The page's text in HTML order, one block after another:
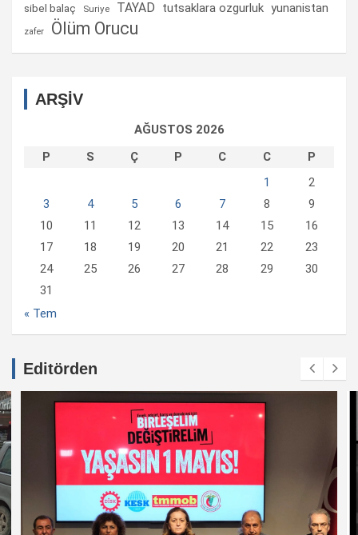
sibel balaç Suriye TAYAD tutsaklara ozgurluk yunanistan
zafer Ölüm Orucu
ARŞİV
AĞUSTOS 2026
P
S Ç P C C
P
1
2
3
4 5 6 7 8
9
10
11 12 13 14 15
16
17
18 19 20 21 22
23
24
25 26 27 28 29
30
31
« Tem
Editörden